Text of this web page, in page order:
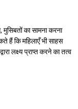
का सामना करना
हैं कि महिलाएँ भी साहस
लक्ष्य प्राप्त करने का तत्व